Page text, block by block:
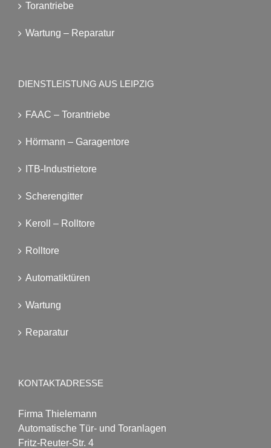
Torantriebe
Wartung – Reparatur
DIENSTLEISTUNG AUS LEIPZIG
FAAC – Torantriebe
Hörmann – Garagentore
ITB-Industrietore
Scherengitter
Keroll – Rolltore
Rolltore
Automatiktüren
Wartung
Reparatur
KONTAKTADRESSE
Firma Thielemann
Automatische Tür- und Toranlagen
Fritz-Reuter-Str. 4